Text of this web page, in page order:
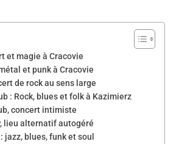
et magie à Cracovie
et punk à Cracovie
de rock au sens large
: Rock, blues et folk à Kazimierz
concert intimiste
lieu alternatif autogéré
jazz, blues, funk et soul